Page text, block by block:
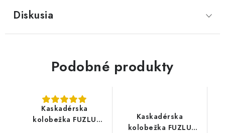
Diskusia
Podobné produkty
Kaskadérska
kolobežka FUZLU
Kaskadérska
kolobežka FUZLU